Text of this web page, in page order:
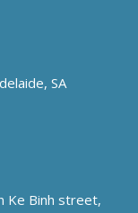
SA
Ke Binh street,